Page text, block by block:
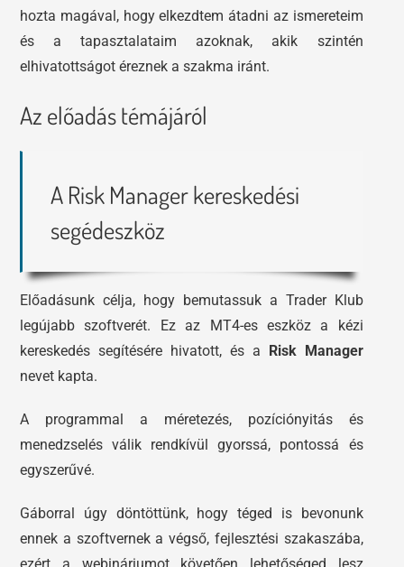
hozta magával, hogy elkezdtem átadni az ismereteim
és a tapasztalataim azoknak, akik szintén
elhivatottságot éreznek a szakma iránt.
Az előadás témájáról
A Risk Manager kereskedési
segédeszköz
Előadásunk célja, hogy bemutassuk a Trader Klub
legújabb szoftverét. Ez az MT4-es eszköz a kézi
kereskedés segítésére hivatott, és a Risk Manager
nevet kapta.
A programmal a méretezés, pozíciónyitás és
menedzselés válik rendkívül gyorssá, pontossá és
egyszerűvé.
Gáborral úgy döntöttünk, hogy téged is bevonunk
ennek a szoftvernek a végső, fejlesztési szakaszába,
ezért a webináriumot követően lehetőséged lesz